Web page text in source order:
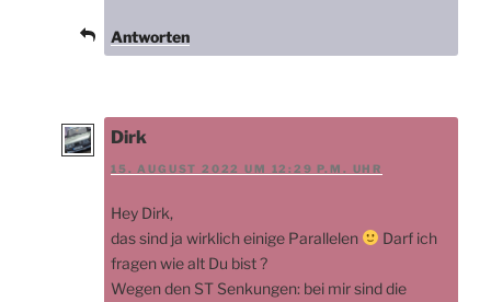
Antworten
Dirk
15. AUGUST 2022 UM 12:29 P.M. UHR
Hey Dirk,
das sind ja wirklich einige Parallelen
Darf ich
fragen wie alt Du bist ?
Wegen den ST Senkungen: bei mir sind die